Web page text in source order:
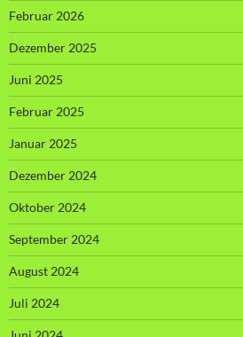
Februar 2026
Dezember 2025
Juni 2025
Februar 2025
Januar 2025
Dezember 2024
Oktober 2024
September 2024
August 2024
Juli 2024